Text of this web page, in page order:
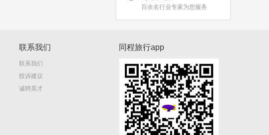
百余名行业专家为您服务
联系我们
联系我们
投诉建议
诚聘英才
同程旅行app